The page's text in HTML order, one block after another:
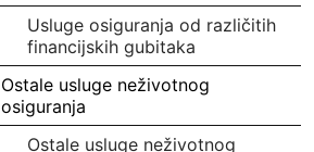
Usluge osiguranja od različitih
financijskih gubitaka
Ostale usluge neživotnog
osiguranja
Ostale usluge neživotnog